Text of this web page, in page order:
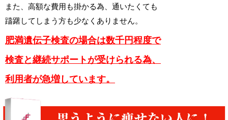
また、高額な費用も掛かる為、通いたくても
躊躇してしまう方も少なくありません。
肥満遺伝子検査の場合は数千円程度で
検査と継続サポートが受けられる為、
利用者が急増しています。